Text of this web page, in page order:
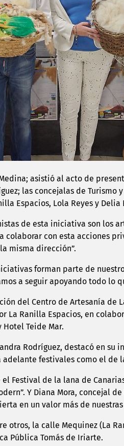
asistió al acto de
las concejalas de
Espacios, Lola Reyes y Delia
de esta iniciativa son los
con esta acciones
misma dirección”.
forman parte de
a seguir apoyando todo
del Centro de Artesanía de
La Ranilla Espacios, en
Teide Mar.
Rodríguez, destacó en
festivales como el de
Festival de la lana de
Y Diana Mora, concejal
en un valor más de
otros, la calle Mequinez (La
Pública Tomás de Iriarte.